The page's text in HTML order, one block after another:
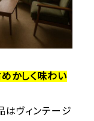
かしく味わい
ヴィンテージ